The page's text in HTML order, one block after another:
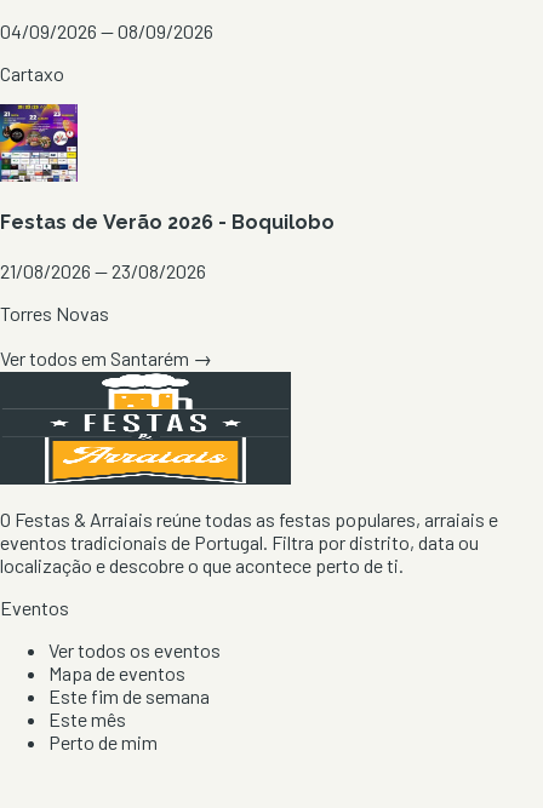
04/09/2026 — 08/09/2026
Cartaxo
Festas de Verão 2026 - Boquilobo
21/08/2026 — 23/08/2026
Torres Novas
Ver todos em Santarém →
O Festas & Arraiais reúne todas as festas populares, arraiais e
eventos tradicionais de Portugal. Filtra por distrito, data ou
localização e descobre o que acontece perto de ti.
Eventos
Ver todos os eventos
Mapa de eventos
Este fim de semana
Este mês
Perto de mim